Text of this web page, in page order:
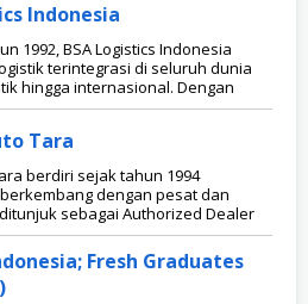
Indonesia
1992, BSA Logistics Indonesia
terintegrasi di seluruh dunia
hingga internasional. Dengan
Tara
berdiri sejak tahun 1994
dengan pesat dan
sebagai Authorized Dealer
Fresh Graduates